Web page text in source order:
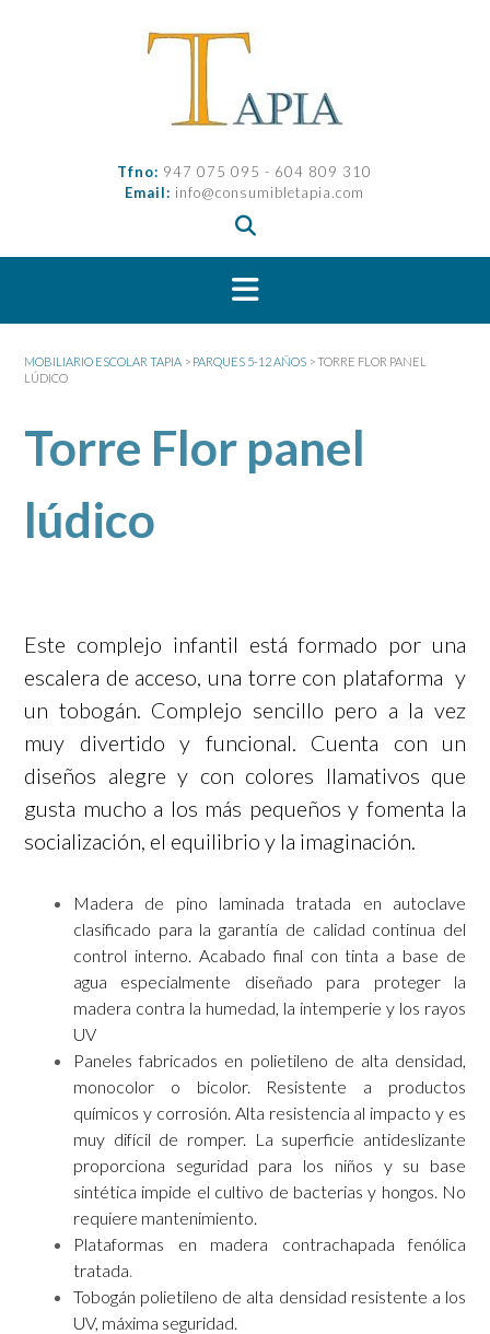
Tfno: 947 075 095 - 604 809 310
Email: info@consumibletapia.com
MOBILIARIO ESCOLAR TAPIA > PARQUES 5-12 AÑOS >TORRE FLOR PANEL
LÚDICO
Torre Flor panel
lúdico
Este complejo infantil está formado por una
escalera de acceso, una torre con plataforma y
un tobogán. Complejo sencillo pero a la vez
muy divertido y funcional. Cuenta con un
diseños alegre y con colores llamativos que
gusta mucho a los más pequeños y fomenta la
socialización, el equilibrio y la imaginación.
Madera de pino laminada tratada en autoclave
clasificado para la garantía de calidad continua del
control interno. Acabado final con tinta a base de
agua especialmente diseñado para proteger la
madera contra la humedad, la intemperie y los rayos
UV
Paneles fabricados en polietileno de alta densidad,
monocolor o bicolor. Resistente a productos
químicos y corrosión. Alta resistencia al impacto y es
muy difícil de romper. La superficie antideslizante
proporciona seguridad para los niños y su base
sintética impide el cultivo de bacterias y hongos. No
requiere mantenimiento.
Plataformas en madera contrachapada fenólica
tratada
Tobogán polietileno de alta densidad resistente a los
UV, máxima seguridad.